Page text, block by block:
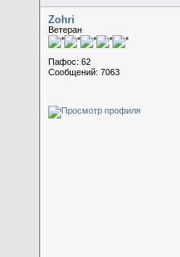
Zohri
Ветеран
Пафос: 62
Сообщений: 7063